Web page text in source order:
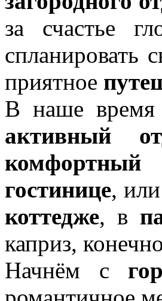
за счастье
спланировать
приятное
В наше
активный
комфортный
гостинице,
коттедже, в
каприз,
Начнём с